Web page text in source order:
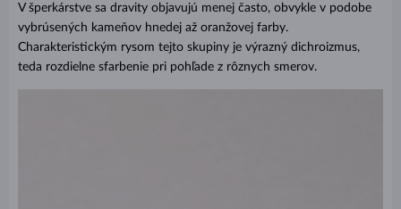
V šperkárstve sa dravity objavujú menej často, obvykle v podobe
vybrúsených kameňov hnedej až oranžovej farby.
Charakteristickým rysom tejto skupiny je výrazný dichroizmus,
teda rozdielne sfarbenie pri pohľade z rôznych smerov.